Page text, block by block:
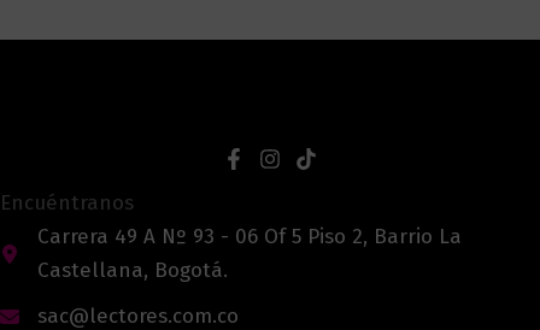
Encuéntranos
Carrera 49 A Nº 93 - 06 Of 5 Piso 2, Barrio La
Castellana, Bogotá.
sac@lectores.com.co